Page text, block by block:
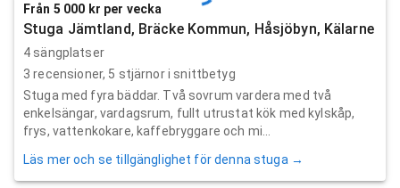
Från 5 000 kr per vecka
Stuga Jämtland, Bräcke Kommun, Håsjöbyn, Kälarne
4 sängplatser
3 recensioner, 5 stjärnor i snittbetyg
Stuga med fyra bäddar. Två sovrum vardera med två
enkelsängar, vardagsrum, fullt utrustat kök med kylskåp,
frys, vattenkokare, kaffebryggare och mi...
Läs mer och se tillgänglighet för denna stuga →